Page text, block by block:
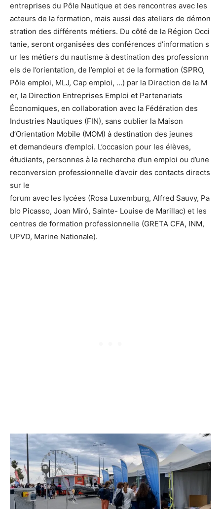
entreprises du Pôle Nautique et des rencontres avec les
acteurs de la formation, mais aussi des ateliers de démon
stration des différents métiers. Du côté de la Région Occi
tanie, seront organisées des conférences d’information s
ur les métiers du nautisme à destination des professionn
els de l’orientation, de l’emploi et de la formation (SPRO,
Pôle emploi, MLJ, Cap emploi, …) par la Direction de la M
er, la Direction Entreprises Emploi et Partenariats
Économiques, en collaboration avec la Fédération des
Industries Nautiques (FIN), sans oublier la Maison
d’Orientation Mobile (MOM) à destination des jeunes
et demandeurs d’emploi. L’occasion pour les élèves,
étudiants, personnes à la recherche d’un emploi ou d’une
reconversion professionnelle d’avoir des contacts directs
sur le
forum avec les lycées (Rosa Luxemburg, Alfred Sauvy, Pa
blo Picasso, Joan Miró, Sainte- Louise de Marillac) et les
centres de formation professionnelle (GRETA CFA, INM,
UPVD, Marine Nationale).